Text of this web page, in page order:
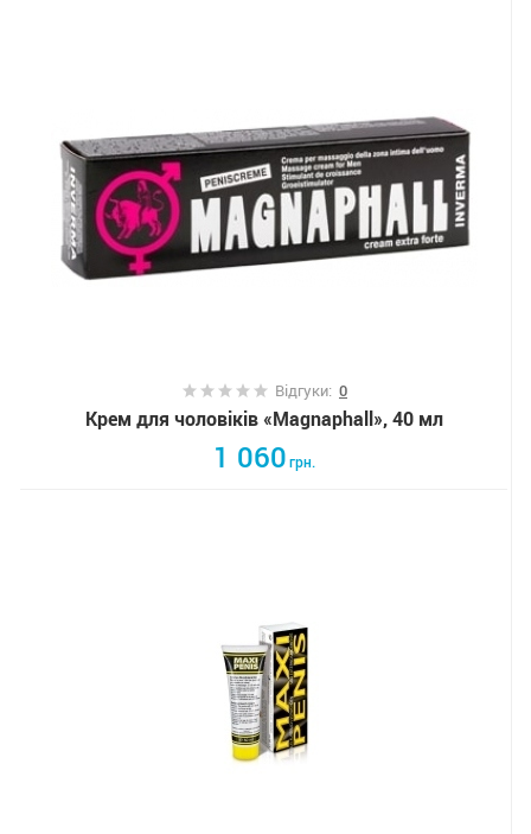
Відгуки: 0
Крем для чоловіків «Magnaphall», 40 мл
1 060грн.